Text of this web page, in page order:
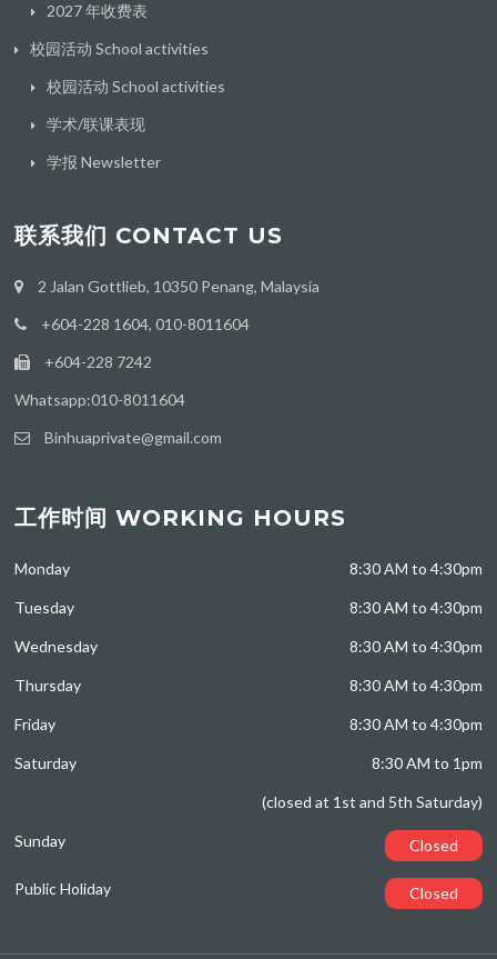
2027 年收费表
校园活动 School activities
校园活动 School activities
学术/联课表现
学报 Newsletter
联系我们 CONTACT US
2 Jalan Gottlieb, 10350 Penang, Malaysia
+604-228 1604, 010-8011604
+604-228 7242
Whatsapp:010-8011604
Binhuaprivate@gmail.com
工作时间 WORKING HOURS
Monday 8:30 AM to 4:30pm
Tuesday 8:30 AM to 4:30pm
Wednesday 8:30 AM to 4:30pm
Thursday 8:30 AM to 4:30pm
Friday 8:30 AM to 4:30pm
Saturday 8:30 AM to 1pm
(closed at 1st and 5th Saturday)
Sunday Closed
Public Holiday Closed